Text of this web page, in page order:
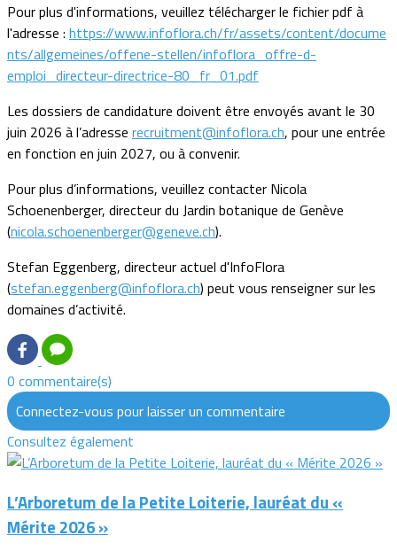
Pour plus d'informations, veuillez télécharger le fichier pdf à
l'adresse : https://www.infoflora.ch/fr/assets/content/docume
nts/allgemeines/offene-stellen/infoflora_offre-d-
emploi_directeur-directrice-80_fr_01.pdf
Les dossiers de candidature doivent être envoyés avant le 30
juin 2026 à l’adresse recruitment@infoflora.ch, pour une entrée
en fonction en juin 2027, ou à convenir.
Pour plus d’informations, veuillez contacter Nicola
Schoenenberger, directeur du Jardin botanique de Genève
(nicola.schoenenberger@geneve.ch).
Stefan Eggenberg, directeur actuel d'InfoFlora
(stefan.eggenberg@infoflora.ch) peut vous renseigner sur les
domaines d’activité.
0 commentaire(s)
Connectez-vous pour laisser un commentaire
Consultez également
L’Arboretum de la Petite Loiterie, lauréat du «
Mérite 2026 »